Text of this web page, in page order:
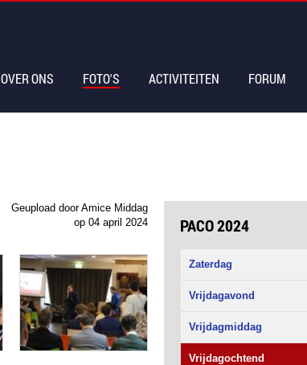
OVER ONS FOTO'S ACTIVITEITEN FORUM
Geupload door Amice Middag
op 04 april 2024 PACO 2024
Zaterdag
Vrijdagavond
Vrijdagmiddag
Vrijdagochtend